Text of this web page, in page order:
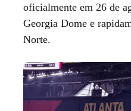
oficialmente em 26 de
Georgia Dome e
Norte.